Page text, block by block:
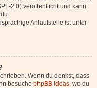
2.0) veröffentlicht und kann
Anlaufstelle ist unter
Wenn du denkst, dass
besuche phpBB Ideas, wo du